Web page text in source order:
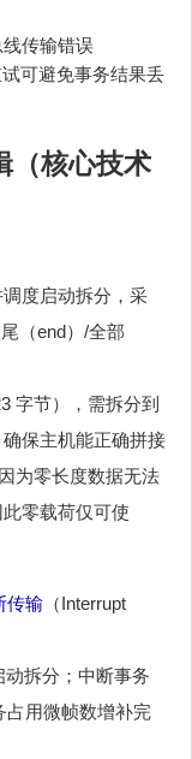
传输错误
可避免事务结果丢
（核心技术
度启动拆分，采
（end）/全部
字节），需拆分到
保主机能正确拼接
为零长度数据无法
零载荷仅可使
传输 （Interrupt
拆分；中断事务
占用微帧数增补完